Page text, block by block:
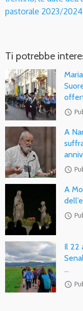
pastorale 2023/2024
Ti potrebbe
access_time
A
access_time
A
access_time
Il 22
…
access_time